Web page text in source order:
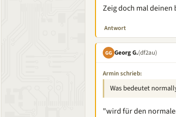
Zeig doch mal deinen
Antwort
GG Georg G.(df2au)
Armin schrieb:
Was bedeutet
"wird für den